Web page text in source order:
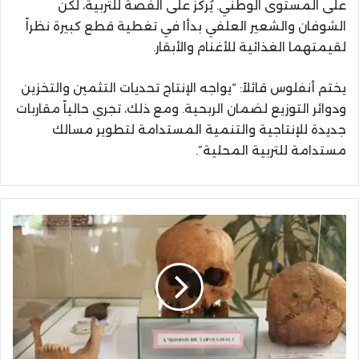
على المستوى الوطني. يُركز على الفصة للتربية، لكن
الشوفان والشعير العلفي بدأا في تغطية قطع كبيرة نظراً
لقيمتهما الغذائية للأغنام والأبقار.
يختم أنفلوس قائلاً: “يواجه الإنتاج تحديات التثمين والتخزين
ودوائر التوزيع لضمان الربحية. ومع ذلك، تجري حالياً مقاربات
جديدة للإنتاجية والتنمية المستدامة لتطوير مسالك
مستدامة للتربية المحلية”.
جهة
الشرق
تفتح
مركزاً
لتثمين
التراث
الأركيولوجي
والطبيعي